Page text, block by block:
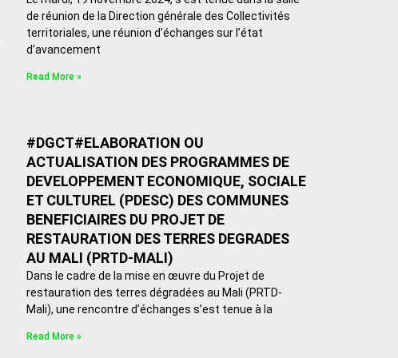
de réunion de la Direction générale des Collectivités
territoriales, une réunion d’échanges sur l’état
d’avancement
Read More »
#DGCT#ELABORATION OU
ACTUALISATION DES PROGRAMMES DE
DEVELOPPEMENT ECONOMIQUE, SOCIALE
ET CULTUREL (PDESC) DES COMMUNES
BENEFICIAIRES DU PROJET DE
RESTAURATION DES TERRES DEGRADES
AU MALI (PRTD-MALI)
Dans le cadre de la mise en œuvre du Projet de
restauration des terres dégradées au Mali (PRTD-
Mali), une rencontre d’échanges s’est tenue à la
Read More »